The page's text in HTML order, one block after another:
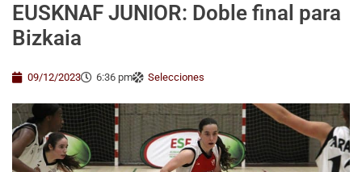
EUSKNAF JUNIOR: Doble final para
Bizkaia
09/12/2023 6:36 pm Selecciones